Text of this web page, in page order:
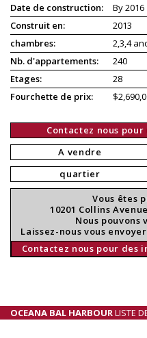
Date de construction:
By 2016
Construit en:
2013
chambres:
2,3,4
Nb. d'appartements:
240
Etages:
28
Fourchette de prix:
Contactez nous
A vendre
quartier
Vous êtes
10201 Collins
Nous pouvons
Laissez-nous vous
Contactez nous pour des
OCEANA BAL HARBOURLISTE